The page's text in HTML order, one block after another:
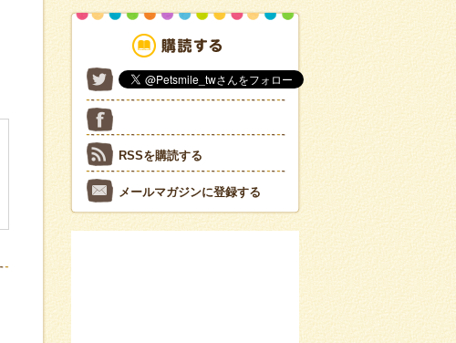
RSSを購読する
メールマガジンに登録する